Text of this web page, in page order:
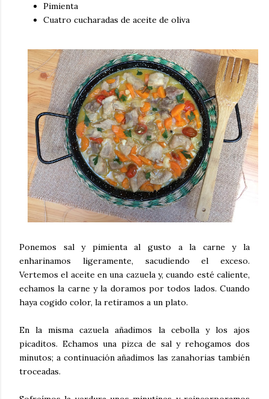
Pimienta
Cuatro cucharadas de aceite de oliva
Ponemos sal y pimienta al gusto a la carne y la
enharinamos ligeramente, sacudiendo el exceso.
Vertemos el aceite en una cazuela y, cuando esté caliente,
echamos la carne y la doramos por todos lados. Cuando
haya cogido color, la retiramos a un plato.
En la misma cazuela añadimos la cebolla y los ajos
picaditos. Echamos una pizca de sal y rehogamos dos
minutos; a continuación añadimos las zanahorias también
troceadas.